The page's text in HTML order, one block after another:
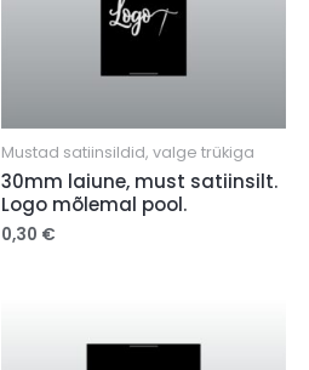
Mustad satiinsildid, valge trükiga
30mm laiune, must satiinsilt.
Logo mõlemal pool.
0,30 €